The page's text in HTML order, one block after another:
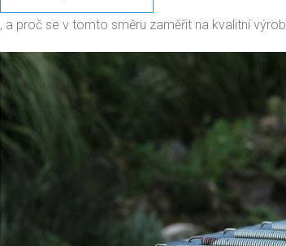
, a proč se v tomto směru zaměřit na kvalitní